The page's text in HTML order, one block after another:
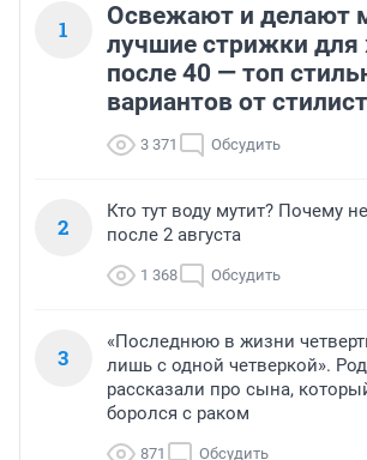
1
Освежают и делают
лучшие стрижки
после 40 — топ
вариантов от
3 371 Обсудить
2
Кто тут воду мутит? Почему
после 2 августа
1 368 Обсудить
3
«Последнюю в жизни
лишь с одной четверкой».
рассказали про сына,
боролся с раком
871 Обсудить